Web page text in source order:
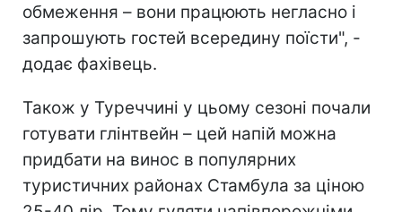
обмеження – вони працюють негласно і
запрошують гостей всередину поїсти", -
додає фахівець.
Також у Туреччині у цьому сезоні почали
готувати глінтвейн – цей напій можна
придбати на винос в популярних
туристичних районах Стамбула за ціною